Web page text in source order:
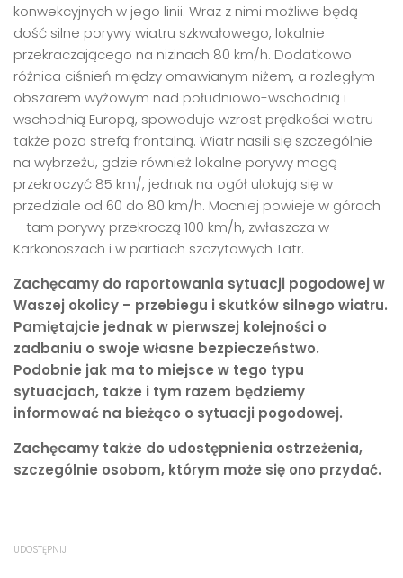
konwekcyjnych w jego linii. Wraz z nimi możliwe będą
dość silne porywy wiatru szkwałowego, lokalnie
przekraczającego na nizinach 80 km/h. Dodatkowo
różnica ciśnień między omawianym niżem, a rozległym
obszarem wyżowym nad południowo-wschodnią i
wschodnią Europą, spowoduje wzrost prędkości wiatru
także poza strefą frontalną. Wiatr nasili się szczególnie
na wybrzeżu, gdzie również lokalne porywy mogą
przekroczyć 85 km/, jednak na ogół ulokują się w
przedziale od 60 do 80 km/h. Mocniej powieje w górach
– tam porywy przekroczą 100 km/h, zwłaszcza w
Karkonoszach i w partiach szczytowych Tatr.
Zachęcamy do raportowania sytuacji pogodowej w
Waszej okolicy – przebiegu i skutków silnego wiatru.
Pamiętajcie jednak w pierwszej kolejności o
zadbaniu o swoje własne bezpieczeństwo.
Podobnie jak ma to miejsce w tego typu
sytuacjach, także i tym razem będziemy
informować na bieżąco o sytuacji pogodowej.
Zachęcamy także do udostępnienia ostrzeżenia,
szczególnie osobom, którym może się ono przydać.
UDOSTĘPNIJ